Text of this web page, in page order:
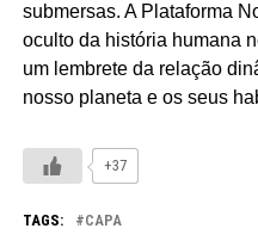
submersas. A Plataforma
oculto da história humana
um lembrete da relação
nosso planeta e os seus
+37
TAGS: CAPA